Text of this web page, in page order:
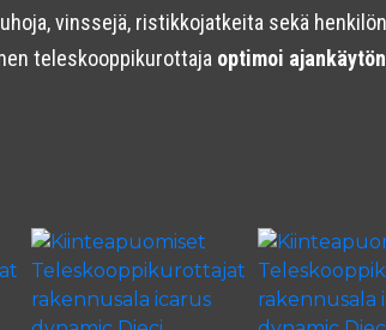
vinssejä, ristikkojatkeita sekä
teleskooppikurottaja optimoi